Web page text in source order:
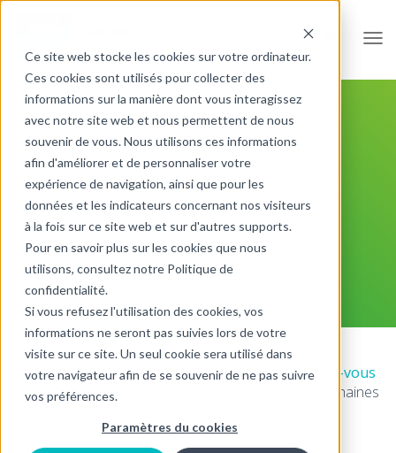
Ce site web stocke les cookies sur votre ordinateur.
Ces cookies sont utilisés pour collecter des
informations sur la manière dont vous interagissez
avec notre site web et nous permettent de nous
souvenir de vous. Nous utilisons ces informations
afin d'améliorer et de personnaliser votre
expérience de navigation, ainsi que pour les
données et les indicateurs concernant nos visiteurs
à la fois sur ce site web et sur d'autres supports.
Pour en savoir plus sur les cookies que nous
utilisons, consultez notre Politique de
confidentialité.
Si vous refusez l'utilisation des cookies, vos
informations ne seront pas suivies lors de votre
visite sur ce site. Un seul cookie sera utilisé dans
votre navigateur afin de se souvenir de ne pas suivre
vos préférences.
Paramètres du cookies
GAGNE L'UNE DE 100
BOURSES - JUSQU'À 28
000 $
Le concours sera de retour cet automne. Abonnez-vous
à notre infolettre
pour rester au courant des prochaines